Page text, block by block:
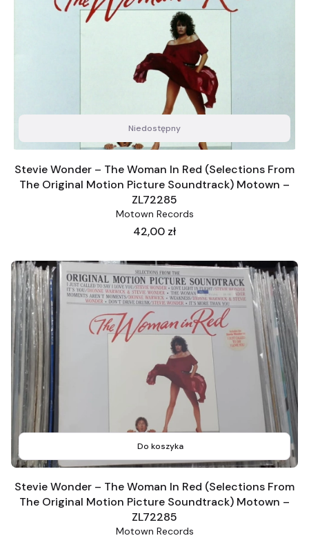
Niedostępny
Stevie Wonder – The Woman In Red (Selections From
The Original Motion Picture Soundtrack) Motown ‎–
ZL72285
Motown Records
Cena
42,00 zł
Do koszyka
Stevie Wonder – The Woman In Red (Selections From
The Original Motion Picture Soundtrack) Motown ‎–
ZL72285
Motown Records